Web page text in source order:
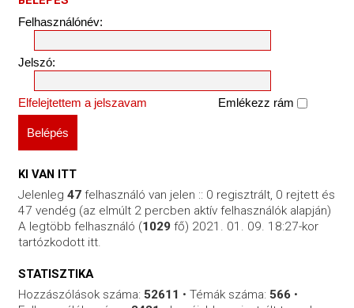
Felhasználónév:
Jelszó:
Elfelejtettem a jelszavam Emlékezz rám
KI VAN ITT
Jelenleg 47felhasználó van jelen :: 0 regisztrált, 0 rejtett és
47 vendég (az elmúlt 2 percben aktív felhasználók alapján)
A legtöbb felhasználó (1029fő) 2021. 01. 09. 18:27-kor
tartózkodott itt.
STATISZTIKA
Hozzászólások száma: 52611 • Témák száma: 566•